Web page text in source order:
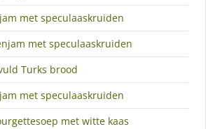
met speculaaskruiden
met speculaaskruiden
Turks brood
met speculaaskruiden
met witte kaas